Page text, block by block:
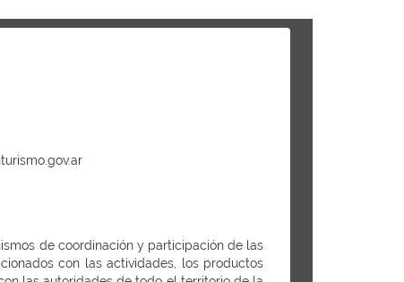
de coordinación y participación de las
con las actividades, los productos